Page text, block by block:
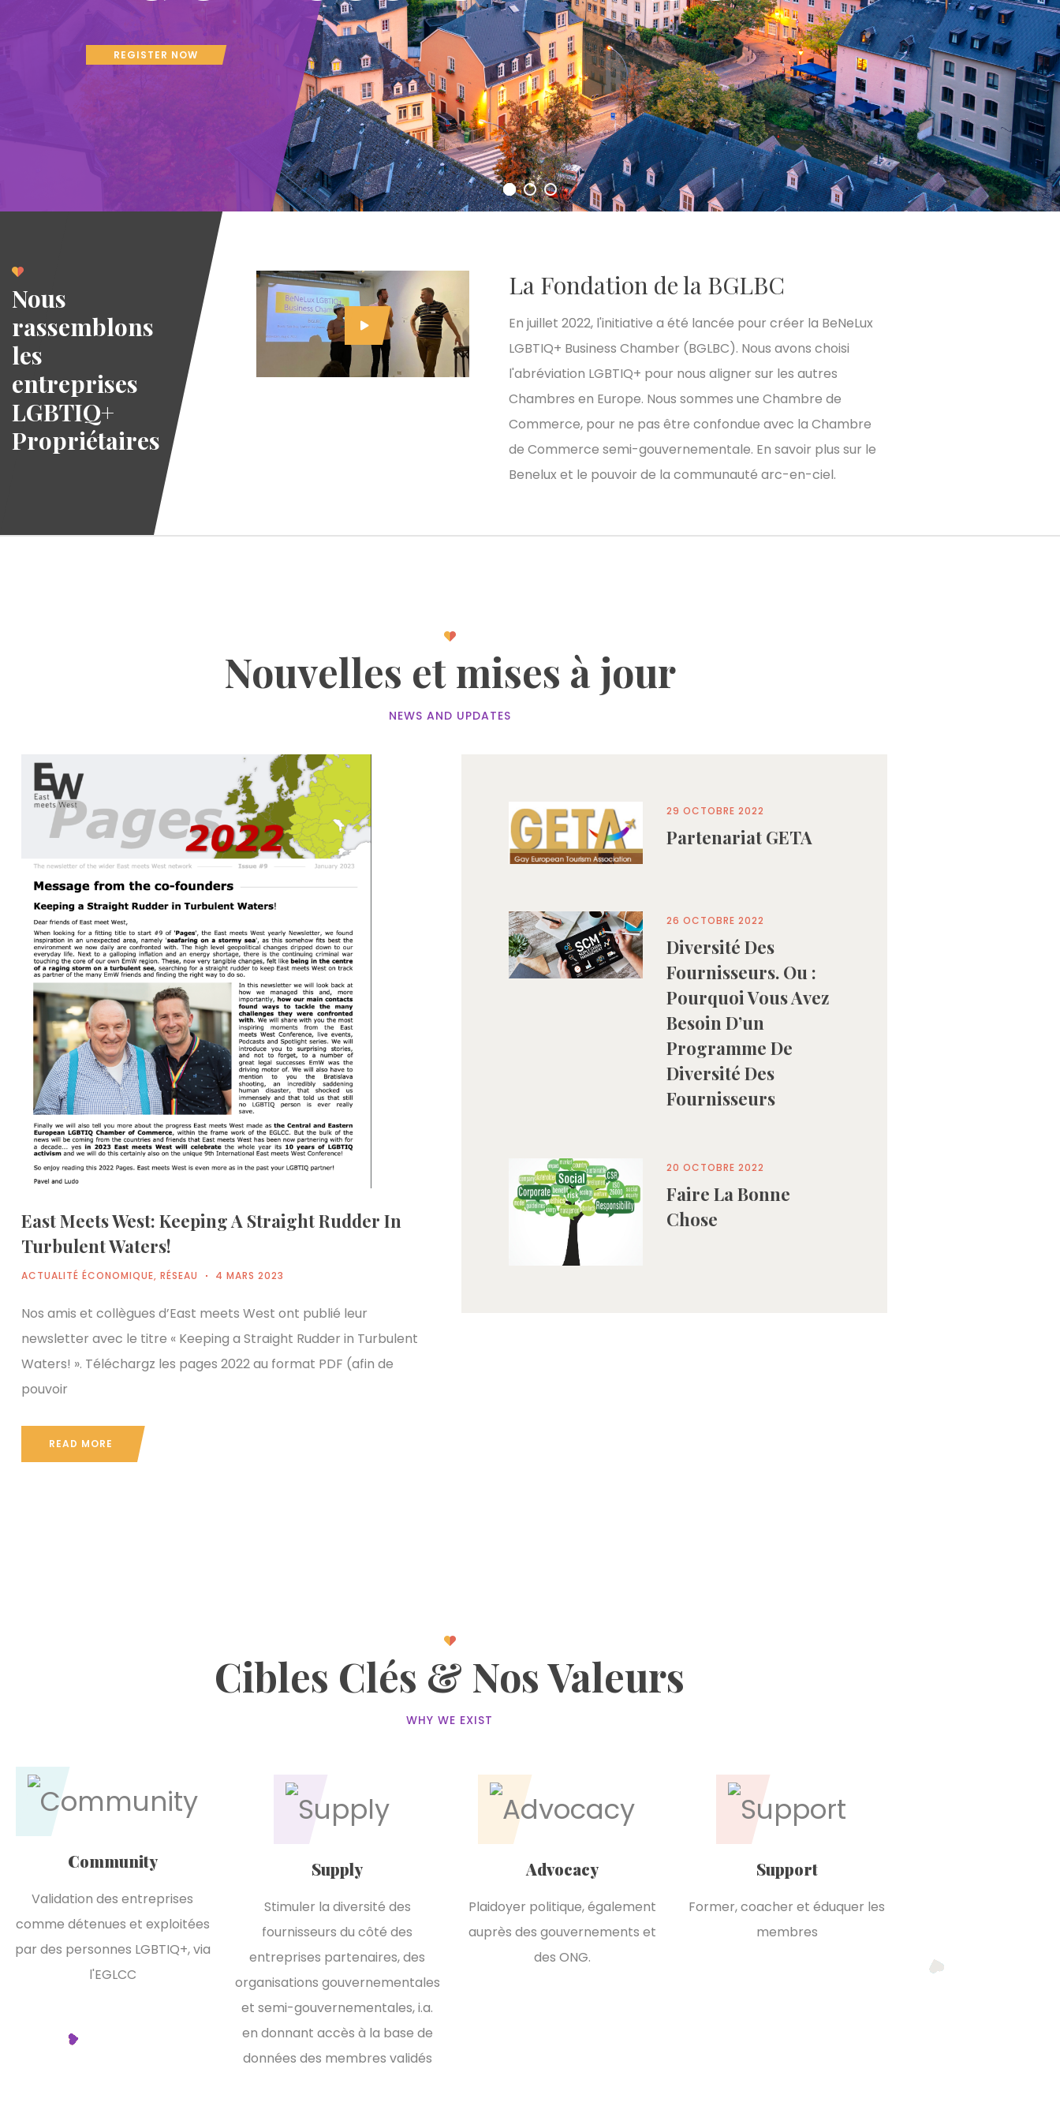
REGISTER NOW
Nous
rassemblons
les
entreprises
LGBTIQ+
Propriétaires
La Fondation de la BGLBC
En juillet 2022, l'initiative a été lancée pour créer la BeNeLux
LGBTIQ+ Business Chamber (BGLBC). Nous avons choisi
l'abréviation LGBTIQ+ pour nous aligner sur les autres
Chambres en Europe. Nous sommes une Chambre de
Commerce, pour ne pas être confondue avec la Chambre
de Commerce semi-gouvernementale. En savoir plus sur le
Benelux et le pouvoir de la communauté arc-en-ciel.
Nouvelles et mises à jour
NEWS AND UPDATES
East Meets West: Keeping A Straight Rudder In
Turbulent Waters!
ACTUALITÉ ÉCONOMIQUE, RÉSEAU 4 MARS 2023
Nos amis et collègues d’East meets West ont publié leur
newsletter avec le titre « Keeping a Straight Rudder in Turbulent
Waters! ». Téléchargz les pages 2022 au format PDF (afin de
pouvoir
READ MORE
29 OCTOBRE 2022
Partenariat GETA
26 OCTOBRE 2022
Diversité Des
Fournisseurs. Ou :
Pourquoi Vous Avez
Besoin D’un
Programme De
Diversité Des
Fournisseurs
20 OCTOBRE 2022
Faire La Bonne
Chose
Cibles Clés & Nos Valeurs
WHY WE EXIST
Community
Validation des entreprises
comme détenues et exploitées
par des personnes LGBTIQ+, via
l'EGLCC
Supply
Stimuler la diversité des
fournisseurs du côté des
entreprises partenaires, des
organisations gouvernementales
et semi-gouvernementales, i.a.
en donnant accès à la base de
données des membres validés
Advocacy
Plaidoyer politique, également
auprès des gouvernements et
des ONG.
Support
Former, coacher et éduquer les
membres